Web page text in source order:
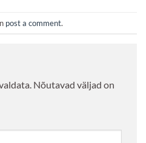
post a comment.
Nõutavad väljad on